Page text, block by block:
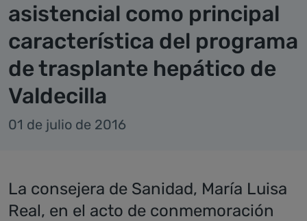
asistencial como principal
característica del programa
de trasplante hepático de
Valdecilla
01 de julio de 2016
La consejera de Sanidad, María Luisa
Real, en el acto de conmemoración